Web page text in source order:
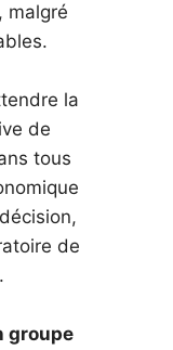
malgré
la
de
tous
de
groupe